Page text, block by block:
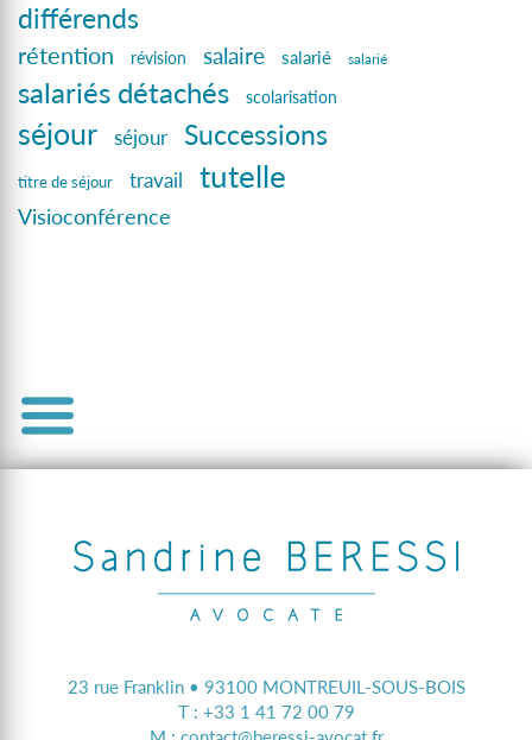
différends
rétention révision salaire salarié salarié
salariés détachés scolarisation
séjour séjour Successions
titre de séjour travail tutelle
Visioconférence
23 rue Franklin • 93100 MONTREUIL-SOUS-BOIS
T : +33 1 41 72 00 79